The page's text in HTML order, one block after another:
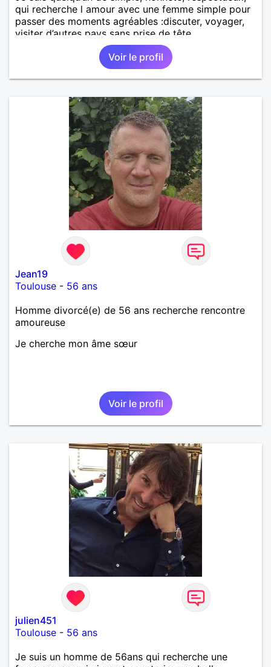
qui recherche l amour avec une femme simple pour
passer des moments agréables :discuter, voyager,
visiter d’autres pays sans prise de tête.
Voir le profil
Jean19
Toulouse - 56 ans
Homme divorcé(e) de 56 ans recherche rencontre
amoureuse
Je cherche mon âme sœur
Voir le profil
julien451
Toulouse - 56 ans
Je suis un homme de 56ans qui recherche une